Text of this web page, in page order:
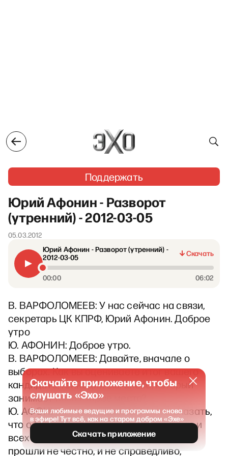
Поддержать
Юрий Афонин - Разворот
(утренний) - 2012-03-05
05.03.2012
Юрий Афонин - Разворот (утренний) -
2012-03-05
Скачать
00:00 06:02
В. ВАРФОЛОМЕЕВ: У нас сейчас на связи,
секретарь ЦК КПРФ, Юрий Афонин. Доброе
утро
Ю. АФОНИН: Доброе утро.
В. ВАРФОЛОМЕЕВ: Давайте, вначале о
выборах. Как вы оцениваете итог вашего
кандидата, Геннадия Зюганова, который
занимает пока второе место?
Ю. АФОНИН: Ну, я в целом хотел бы сказать,
что официальная оценка нашей партии, и
всех наших сторонников, то, что выборы
прошли не честно, и не справедливо,
Скачайте приложение, чтобы
слушать «Эхо»
Ваши любимые ведущие и программы снова
в эфире! Тут всё, как на старом добром «Эхе»
Скачать приложение